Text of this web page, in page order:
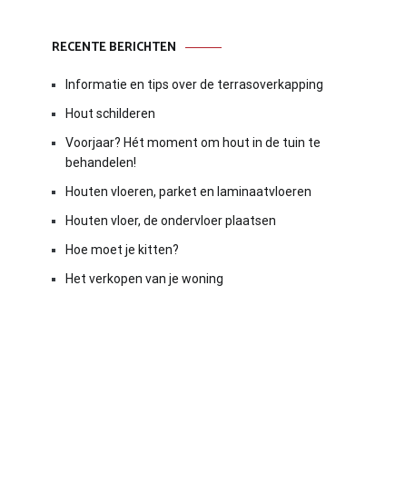
RECENTE BERICHTEN
Informatie en tips over de terrasoverkapping
Hout schilderen
Voorjaar? Hét moment om hout in de tuin te
behandelen!
Houten vloeren, parket en laminaatvloeren
Houten vloer, de ondervloer plaatsen
Hoe moet je kitten?
Het verkopen van je woning